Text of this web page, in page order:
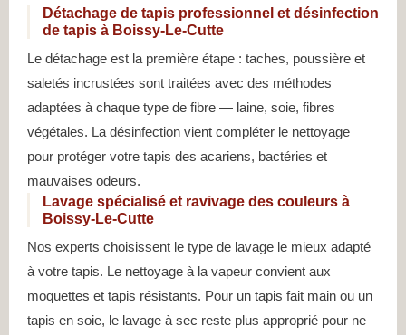
Détachage de tapis professionnel et désinfection
de tapis à Boissy-Le-Cutte
Le détachage est la première étape : taches, poussière et
saletés incrustées sont traitées avec des méthodes
adaptées à chaque type de fibre — laine, soie, fibres
végétales. La désinfection vient compléter le nettoyage
pour protéger votre tapis des acariens, bactéries et
mauvaises odeurs.
Lavage spécialisé et ravivage des couleurs à
Boissy-Le-Cutte
Nos experts choisissent le type de lavage le mieux adapté
à votre tapis. Le nettoyage à la vapeur convient aux
moquettes et tapis résistants. Pour un tapis fait main ou un
tapis en soie, le lavage à sec reste plus approprié pour ne